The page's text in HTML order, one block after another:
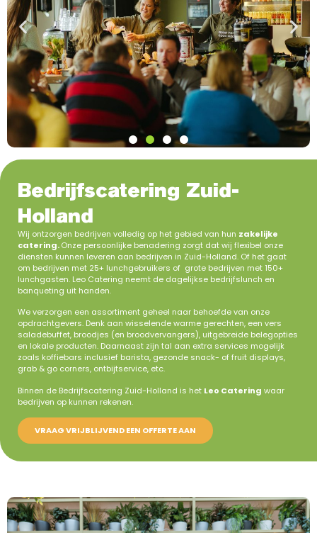
Bedrijfscatering Zuid-
Holland
Wij ontzorgen bedrijven volledig op het gebied van hun zakelijke
catering.Onze persoonlijke benadering zorgt dat wij flexibel onze
diensten kunnen leveren aan bedrijven in Zuid-Holland. Of het gaat
om bedrijven met 25+ lunchgebruikers of grote bedrijven met 150+
lunchgasten. Leo Catering neemt de dagelijkse bedrijfslunch en
banqueting uit handen.
We verzorgen een assortiment geheel naar behoefde van onze
opdrachtgevers. Denk aan wisselende warme gerechten, een vers
saladebuffet, broodjes (en broodvervangers), uitgebreide belegopties
en lokale producten. Daarnaast zijn tal aan extra services mogelijk
zoals koffiebars inclusief barista, gezonde snack- of fruit displays,
grab & go corners, ontbijtservice, etc.
Binnen de Bedrijfscatering Zuid-Holland is het Leo Catering waar
bedrijven op kunnen rekenen.
VRAAG VRIJBLIJVEND EEN OFFERTE AAN